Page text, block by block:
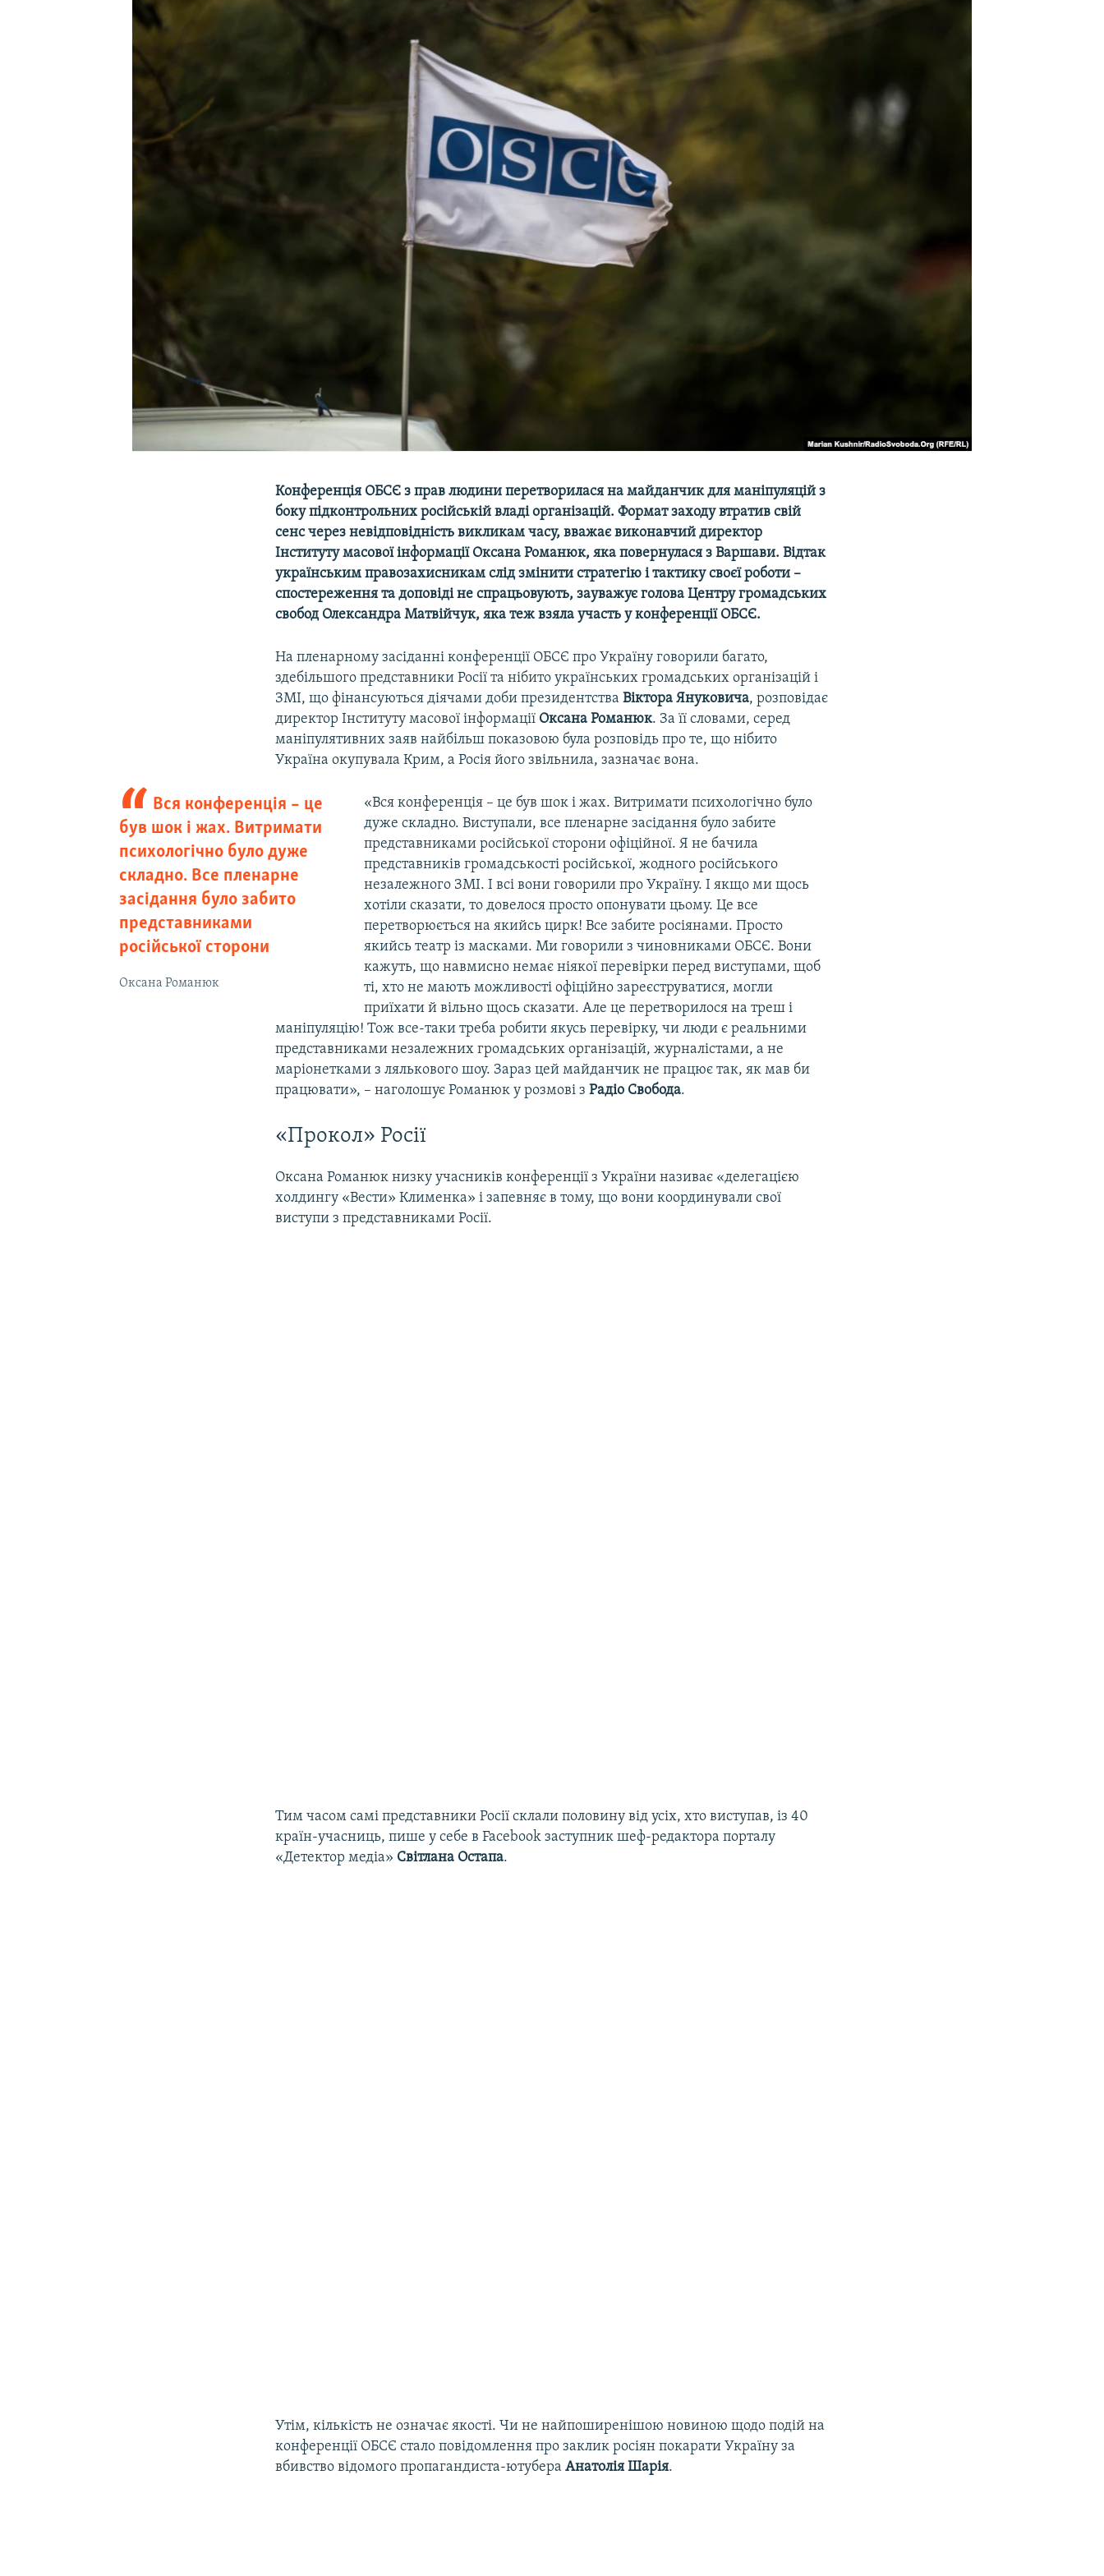
УКРАЇНСЬКА ПРОБЛЕМА КРИМУ
Конференція ОБСЄ з прав людини перетворилася на майданчик для маніпуляцій з
боку підконтрольних російській владі організацій. Формат заходу втратив свій
сенс через невідповідність викликам часу, вважає виконавчий директор
Інституту масової інформації Оксана Романюк, яка повернулася з Варшави. Відтак
українським правозахисникам слід змінити стратегію і тактику своєї роботи –
спостереження та доповіді не спрацьовують, зауважуєголова Центру громадських
свобод Олександра Матвійчук, яка теж взяла участь у конференції ОБСЄ.
На пленарному засіданні конференції ОБСЄ про Україну говорили багато,
здебільшого представники Росії та нібито українських громадських організацій і
ЗМІ, що фінансуються діячами доби президентстваВіктора Януковича, розповідає
директор Інституту масової інформації Оксана Романюк. За її словами, серед
маніпулятивних заяв найбільш показовою була розповідь про те, що нібито
Україна окупувала Крим, а Росія його звільнила, зазначає вона.
Вся конференція – це
був шок і жах. Витримати
психологічно було дуже
складно. Все пленарне
засідання було забито
представниками
російської сторони
Оксана Романюк
«Вся конференція – це був шок і жах. Витримати психологічно було
дуже складно. Виступали, все пленарне засідання було забите
представниками російської сторони офіційної. Я не бачила
представників громадськості російської, жодного російського
незалежного ЗМІ. І всі вони говорили про Україну. І якщо ми щось
хотіли сказати, то довелося просто опонувати цьому. Це все
перетворюється на якийсь цирк! Все забите росіянами. Просто
якийсь театр із масками. Ми говорили з чиновниками ОБСЄ. Вони
кажуть, що навмисно немає ніякої перевірки перед виступами, щоб
ті, хто не мають можливості офіційно зареєструватися, могли
приїхати й вільно щось сказати. Але це перетворилося на треш і
маніпуляцію! Тож все-таки треба робити якусь перевірку, чи люди є реальними
представниками незалежних громадських організацій, журналістами, а не
маріонетками з лялькового шоу. Зараз цей майданчик не працює так, як мав би
працювати», – наголошує Романюк у розмові зРадіо Свобода.
«Прокол» Росії
Оксана Романюк низку учасників конференції з України називає «делегацією
холдингу «Вести» Клименка» і запевняє в тому, що вони координували свої
виступи з представниками Росії.
Тим часом самі представники Росії склали половину від усіх, хто виступав, із 40
країн-учасниць, пише у себе в Facebook заступник шеф-редактора порталу
«Детектор медіа» Світлана Остапа.
Утім, кількість не означає якості. Чи не найпоширенішою новиною щодо подій на
конференції ОБСЄ стало повідомлення про заклик росіян покарати Україну за
вбивство відомого пропагандиста-ютубераАнатолія Шарія.